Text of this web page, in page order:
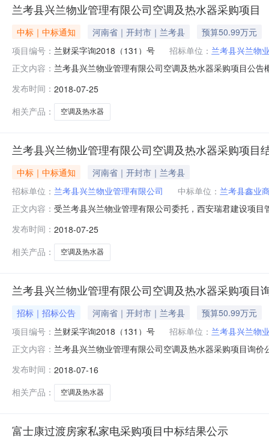
兰考县兴兰物业管理有限公司空调及热水器采购项目
中标｜中标通知 河南省｜开封市｜兰考县
预算50.99万元
项目编号： 兰财采字询2018（131）号 招标单位： 兰考县兴兰物
正文内容： 兰考县兴兰物业管理有限公司空调及热水器采购项目公
民币）联系人及联系方式：项目联系人-项目联系电话-
理机
发布时间： 2018-07-25
相关产品：
空调及热水器
兰考县兴兰物业管理有限公司空调及热水器采购项目
中标｜中标通知
河南省｜开封市｜兰考县
招标单位： 兰考县兴兰物业管理有限公司 中标单位： 兰考县鑫业
正文内容： 受兰考县兴兰物业管理有限公司委托，西安瑞君建设项
调及热水器采购4、交货期：15日历天5、资金来源：自
网》、《河南招标
发布时间： 2018-07-25
相关产品：
空调及热水器
兰考县兴兰物业管理有限公司空调及热水器采购项目
招标｜招标公告 河南省｜开封市｜兰考县
预算50.99万元
项目编号： 兰财采字询2018（131）号 招标单位： 兰考县兴兰物
正文内容： 兰考县兴兰物业管理有限公司空调及热水器采购项目询
项目管理有限公司受兰考县兴兰物业管理有限公司委托
2.1项
发布时间： 2018-07-16
相关产品：
空调及热水器
富士康过渡房家私家电采购项目中标结果公示